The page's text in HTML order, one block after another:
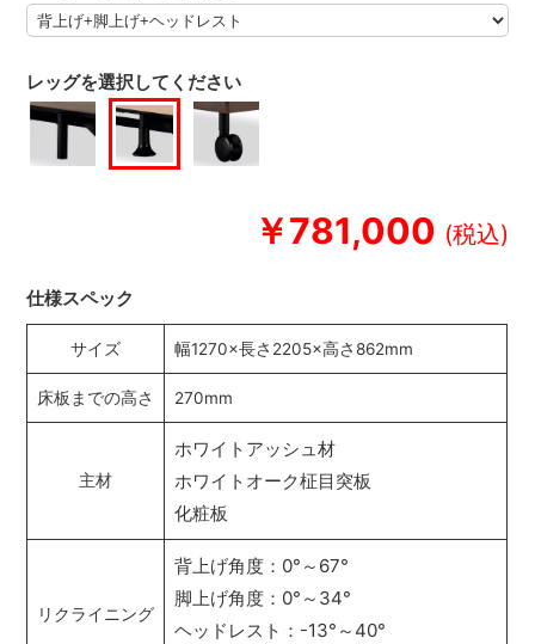
￥781,000
レッグを選択してください
仕様スペック
サイズ 幅1270×長さ2205×高さ862mm
床板までの高さ 270mm
主材
ホワイトアッシュ材
ホワイトオーク柾目突板
化粧板
リクライニング
背上げ角度：0°～67°
脚上げ角度：0°～34°
ヘッドレスト：-13°～40°